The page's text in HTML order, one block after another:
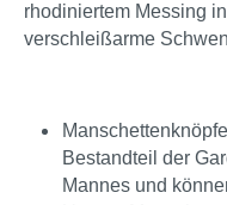
rhodiniertem Messing
verschleißarme
Bestandteil der
Mannes und